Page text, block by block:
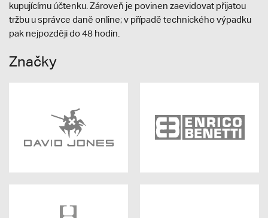
kupujícímu účtenku. Zároveň je povinen zaevidovat přijatou
tržbu u správce daně online; v případě technického výpadku
pak nejpozději do 48 hodin.
Značky